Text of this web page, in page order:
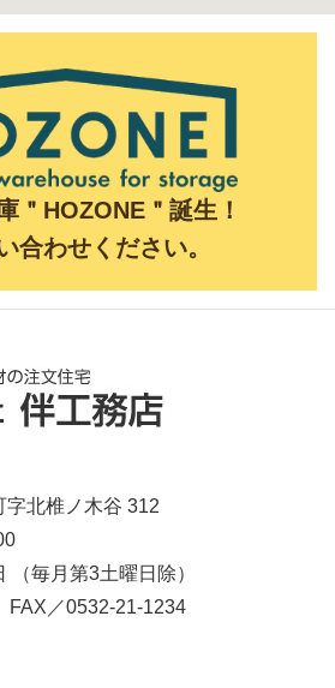
＂HOZONE＂誕生！
合わせください。
北椎ノ木谷 312
毎月第3土曜日除）
／0532-21-1234